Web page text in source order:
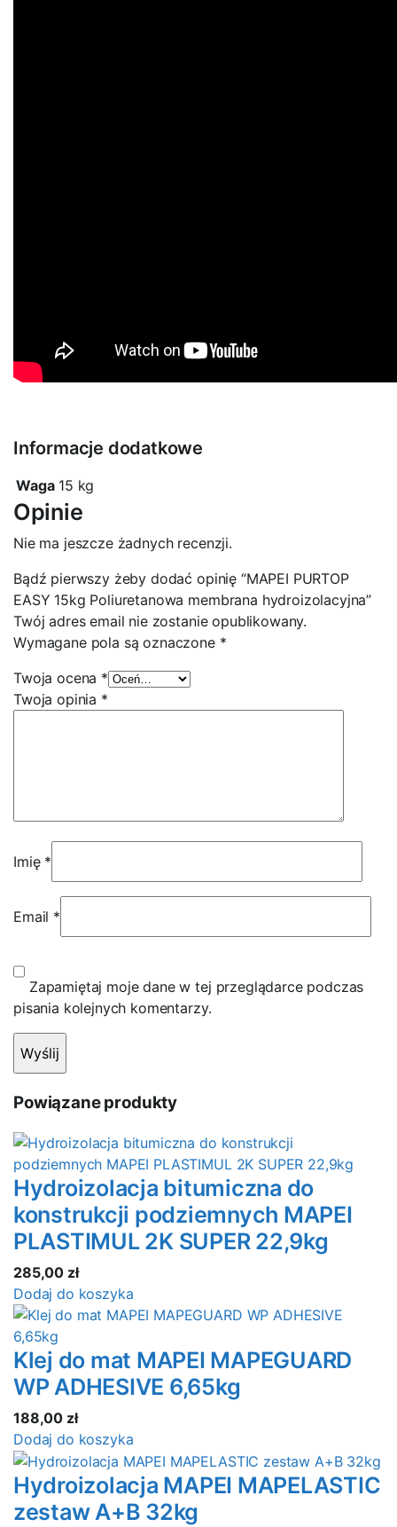
Informacje dodatkowe
Waga 15 kg
Opinie
Nie ma jeszcze żadnych recenzji.
Bądź pierwszy żeby dodać opinię “MAPEI PURTOP
EASY 15kg Poliuretanowa membrana hydroizolacyjna”
Twój adres email nie zostanie opublikowany.
Wymagane pola są oznaczone *
Twoja ocena *
Twoja opinia *
Imię *
Email *
Zapamiętaj moje dane w tej przeglądarce podczas
pisania kolejnych komentarzy.
Powiązane produkty
Hydroizolacja bitumiczna do
konstrukcji podziemnych MAPEI
PLASTIMUL 2K SUPER 22,9kg
285,00 zł
Dodaj do koszyka
Klej do mat MAPEI MAPEGUARD
WP ADHESIVE 6,65kg
188,00 zł
Dodaj do koszyka
Hydroizolacja MAPEI MAPELASTIC
zestaw A+B 32kg